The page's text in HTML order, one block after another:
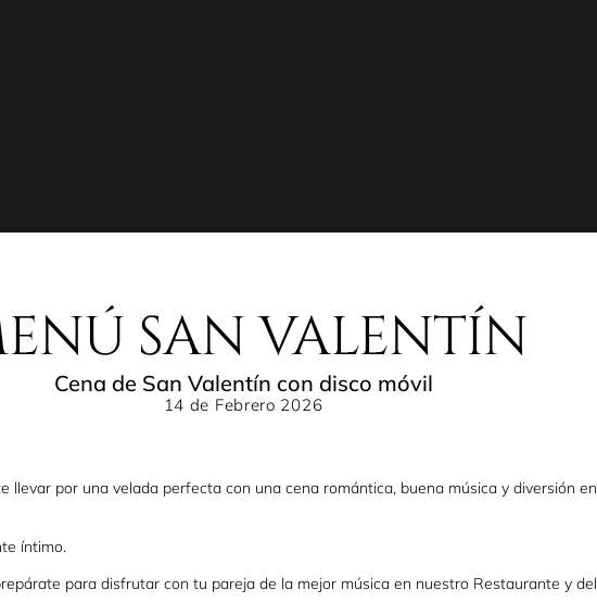
SAN VALENTÍN
Cena de San Valentín con disco móvil
14 de Febrero 2026
llevar por una velada perfecta con una cena romántica, buena música y diversión en
íntimo.
para disfrutar con tu pareja de la mejor música en nuestro Restaurante y del